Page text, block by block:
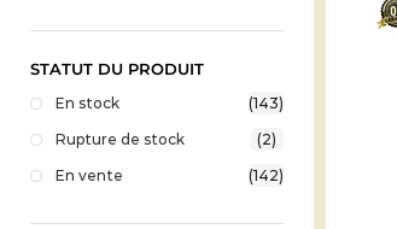
STATUT DU PRODUIT
En stock
(143)
Rupture de stock
(2)
En vente
(142)